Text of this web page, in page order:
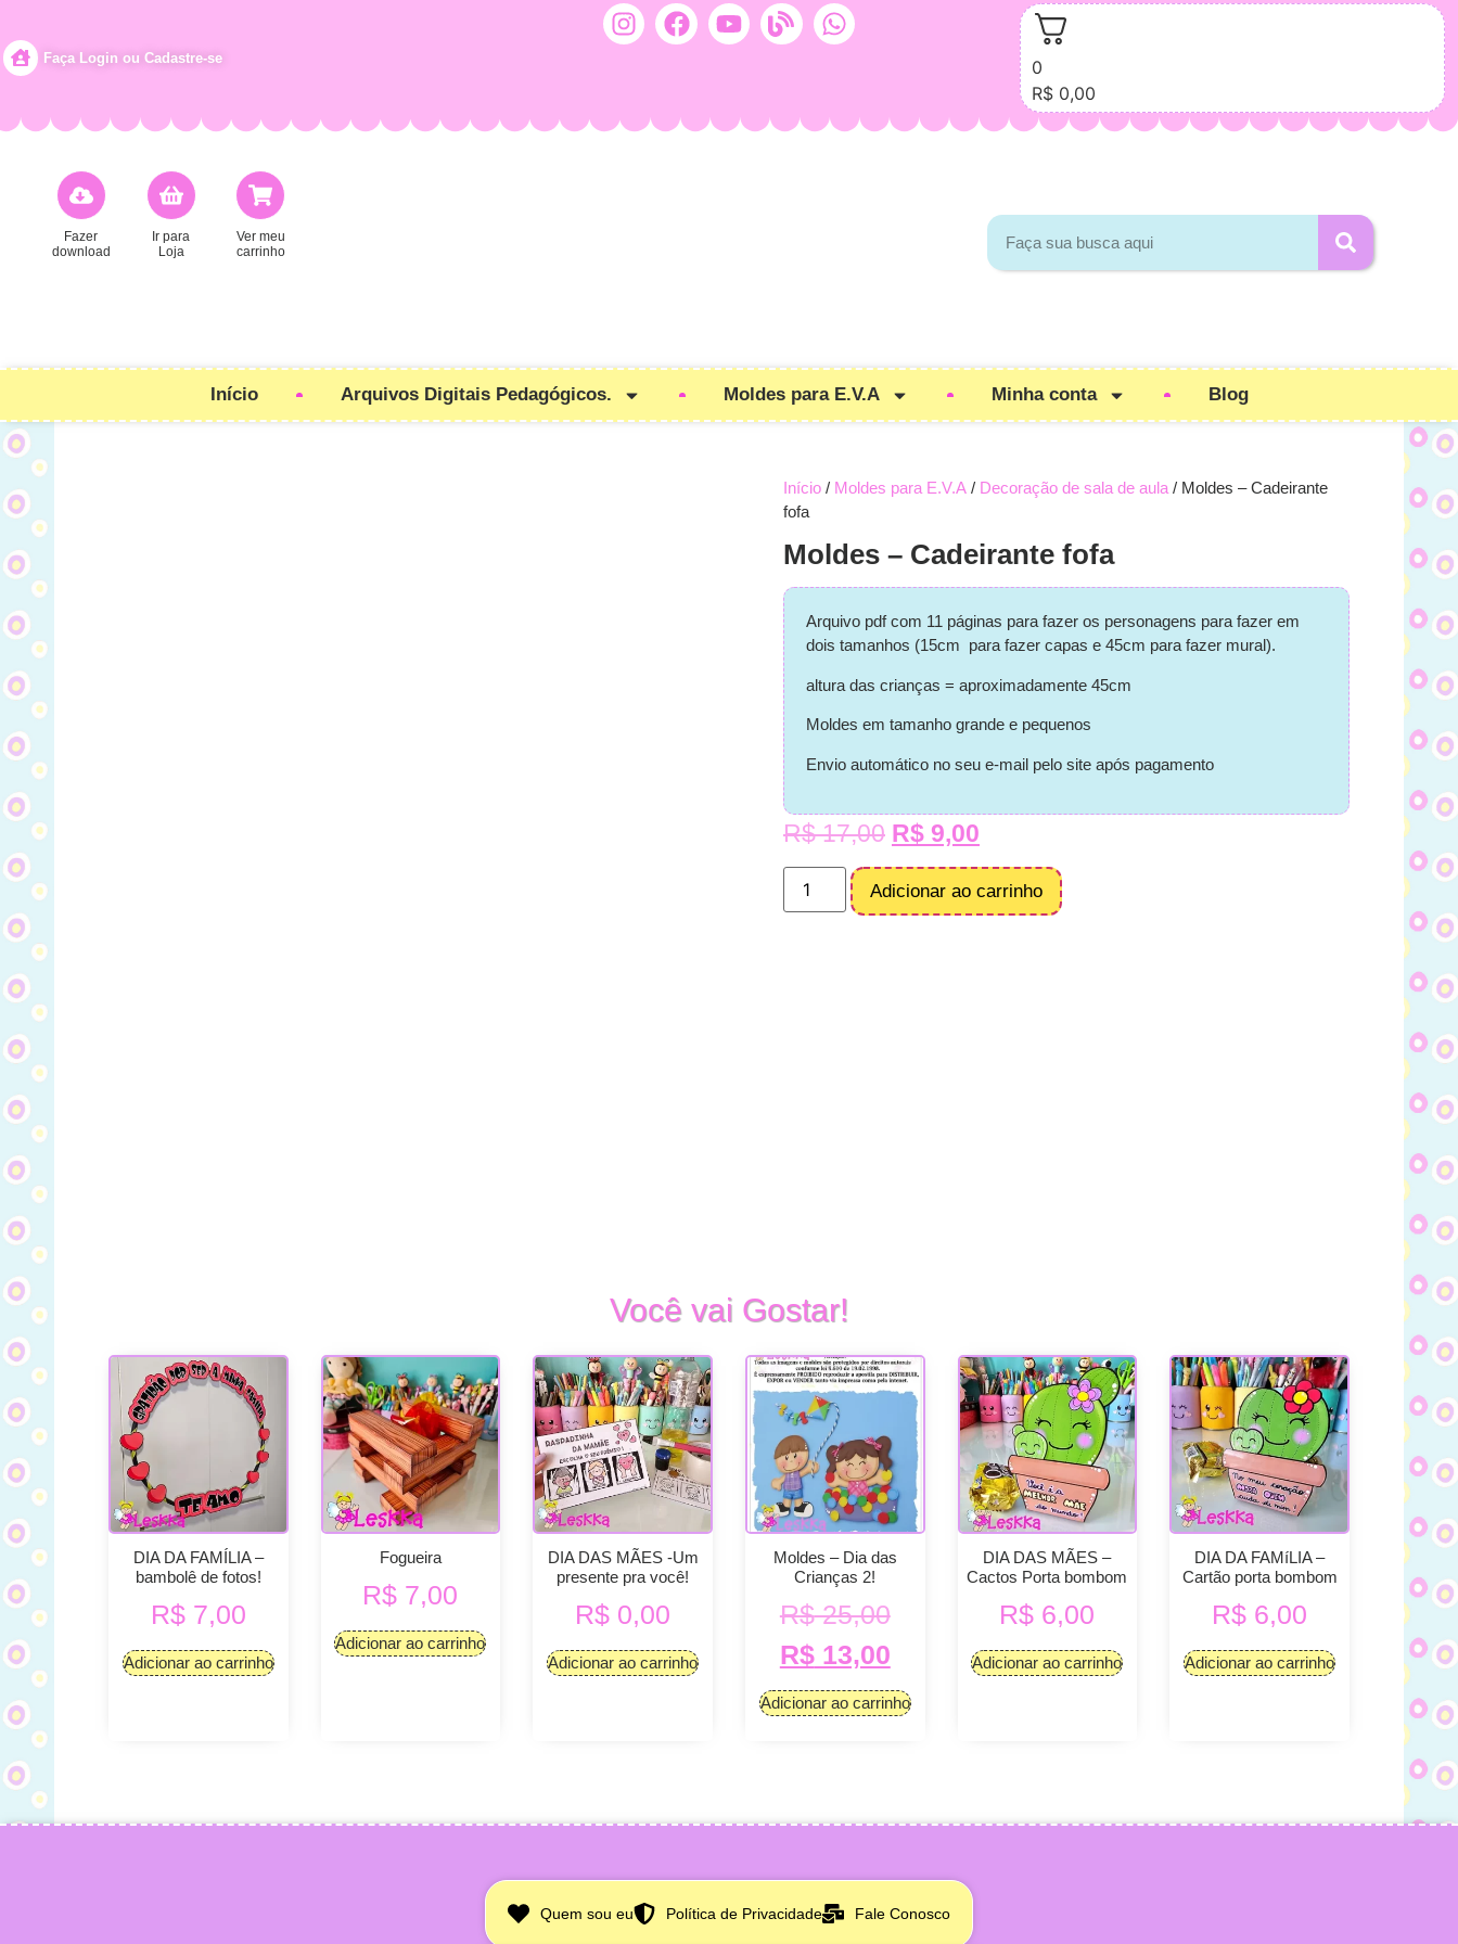
Faça Login ou Cadastre-se
0
R$0,00
Fazer
download
Ir para
Loja
Ver meu
carrinho
Início Arquivos Digitais Pedagógicos. Moldes para E.V.A Minha conta Blog
Início / Moldes para E.V.A / Decoração de sala de aula/ Moldes – Cadeirante
fofa
Moldes – Cadeirante fofa
Arquivo pdf com 11 páginas para fazer os personagens para fazer em
dois tamanhos (15cm para fazer capas e 45cm para fazer mural).
altura das crianças = aproximadamente 45cm
Moldes em tamanho grande e pequenos
Envio automático no seu e-mail pelo site após pagamento
R$17,00 R$ 9,00
Adicionar ao carrinho
Você vai Gostar!
DIA DA FAMÍLIA –
bambolê de fotos!
R$7,00
Adicionar ao carrinho
Fogueira
R$ 7,00
Adicionar ao carrinho
DIA DAS MÃES -Um
presente pra você!
R$ 0,00
Adicionar ao carrinho
Moldes – Dia das
Crianças 2!
R$25,00
R$13,00
Adicionar ao carrinho
DIA DAS MÃES –
Cactos Porta bombom
R$ 6,00
Adicionar ao carrinho
DIA DA FAMíLIA –
Cartão porta bombom
R$ 6,00
Adicionar ao carrinho
Quem sou eu Política de Privacidade Fale Conosco